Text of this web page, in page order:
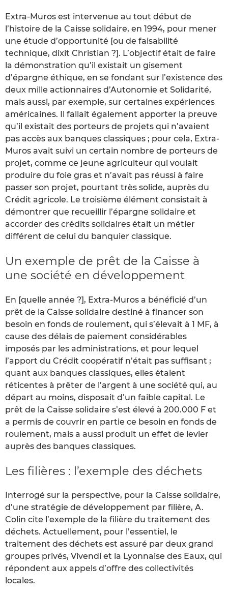
Extra-Muros est intervenue au tout début de
l’histoire de la Caisse solidaire, en 1994, pour mener
une étude d’opportunité [ou de faisabilité
technique, dixit Christian ?]. L’objectif était de faire
la démonstration qu’il existait un gisement
d’épargne éthique, en se fondant sur l’existence des
deux mille actionnaires d’Autonomie et Solidarité,
mais aussi, par exemple, sur certaines expériences
américaines. Il fallait également apporter la preuve
qu’il existait des porteurs de projets qui n’avaient
pas accès aux banques classiques ; pour cela, Extra-
Muros avait suivi un certain nombre de porteurs de
projet, comme ce jeune agriculteur qui voulait
produire du foie gras et n’avait pas réussi à faire
passer son projet, pourtant très solide, auprès du
Crédit agricole. Le troisième élément consistait à
démontrer que recueillir l’épargne solidaire et
accorder des crédits solidaires était un métier
différent de celui du banquier classique.
Un exemple de prêt de la Caisse à
une société en développement
En [quelle année ?], Extra-Muros a bénéficié d’un
prêt de la Caisse solidaire destiné à financer son
besoin en fonds de roulement, qui s’élevait à 1 MF, à
cause des délais de paiement considérables
imposés par les administrations, et pour lequel
l’apport du Crédit coopératif n’était pas suffisant ;
quant aux banques classiques, elles étaient
réticentes à prêter de l’argent à une société qui, au
départ au moins, disposait d’un faible capital. Le
prêt de la Caisse solidaire s’est élevé à 200.000 F et
a permis de couvrir en partie ce besoin en fonds de
roulement, mais a aussi produit un effet de levier
auprès des banques classiques.
Les filières : l’exemple des déchets
Interrogé sur la perspective, pour la Caisse solidaire,
d’une stratégie de développement par filière, A.
Colin cite l’exemple de la filière du traitement des
déchets. Actuellement, pour l’essentiel, le
traitement des déchets est assuré par deux grand
groupes privés, Vivendi et la Lyonnaise des Eaux, qui
répondent aux appels d’offre des collectivités
locales.